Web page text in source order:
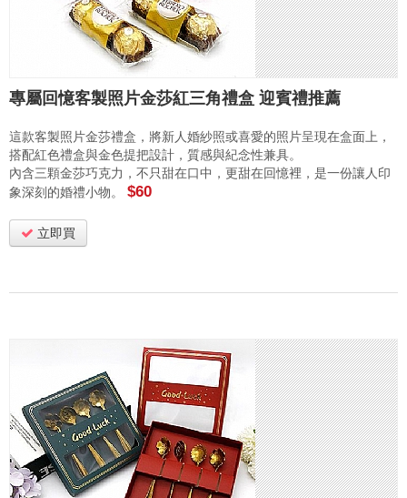
專屬回憶客製照片金莎紅三角禮盒 迎賓禮推薦
這款客製照片金莎禮盒，將新人婚紗照或喜愛的照片呈現在盒面上，
搭配紅色禮盒與金色提把設計，質感與紀念性兼具。
內含三顆金莎巧克力，不只甜在口中，更甜在回憶裡，是一份讓人印
象深刻的婚禮小物。 $60
立即買